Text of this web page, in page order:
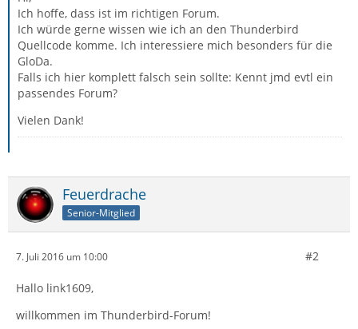
Ich hoffe, dass ist im richtigen Forum.
Ich würde gerne wissen wie ich an den Thunderbird
Quellcode komme. Ich interessiere mich besonders für die
GloDa.
Falls ich hier komplett falsch sein sollte: Kennt jmd evtl ein
passendes Forum?
Vielen Dank!
Feuerdrache
Senior-Mitglied
7. Juli 2016 um 10:00 #2
Hallo link1609,
willkommen im Thunderbird-Forum!